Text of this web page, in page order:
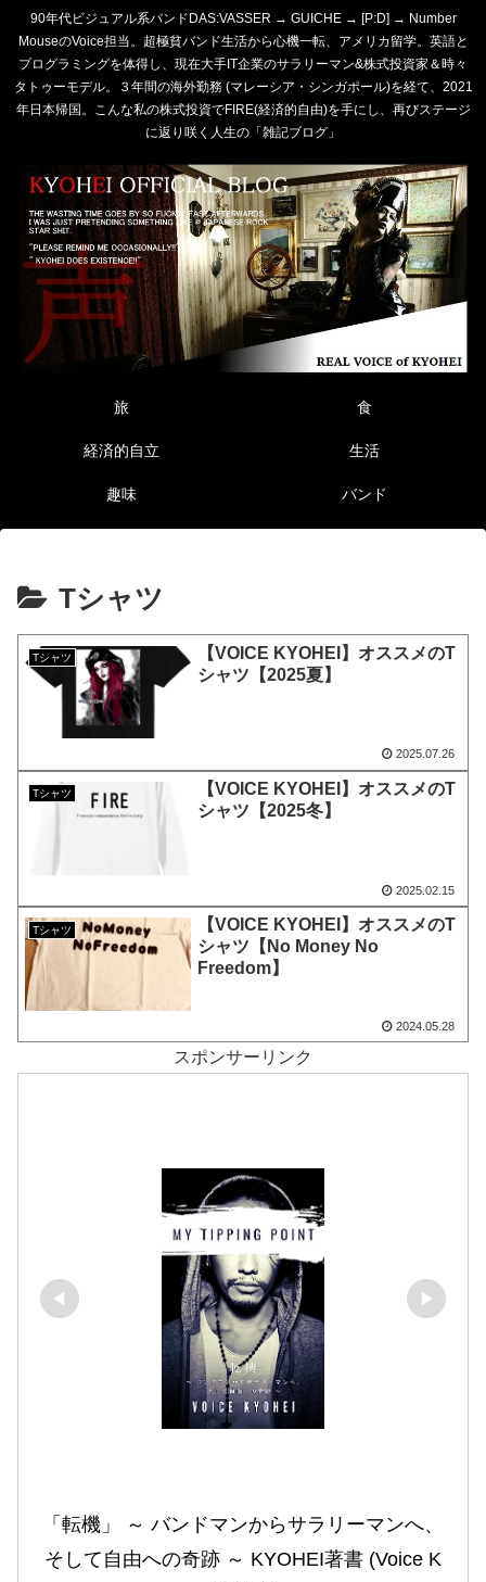
90年代ビジュアル系バンドDAS:VASSER → GUICHE → [P:D] → Number
MouseのVoice担当。超極貧バンド生活から心機一転、アメリカ留学。英語と
プログラミングを体得し、現在大手IT企業のサラリーマン&株式投資家＆時々
タトゥーモデル。３年間の海外勤務 (マレーシア・シンガポール)を経て、2021
年日本帰国。こんな私の株式投資でFIRE(経済的自由)を手にし、再びステージ
に返り咲く人生の「雑記ブログ」
旅 食
経済的自立 生活
趣味 バンド
Tシャツ
Tシャツ
【VOICE KYOHEI】オススメのT
シャツ【2025夏】
2025.07.26
Tシャツ
【VOICE KYOHEI】オススメのT
シャツ【2025冬】
2025.02.15
Tシャツ
【VOICE KYOHEI】オススメのT
シャツ【No Money No
Freedom】
2024.05.28
スポンサーリンク
「転機」 ～ バンドマンからサラリーマンへ、
そして自由への奇跡 ～ KYOHEI著書 (Voice K